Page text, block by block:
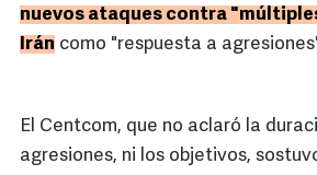
nuevos ataques contra
Irán como "respuesta a
El Centcom, que no aclaró la
agresiones, ni los objetivos,